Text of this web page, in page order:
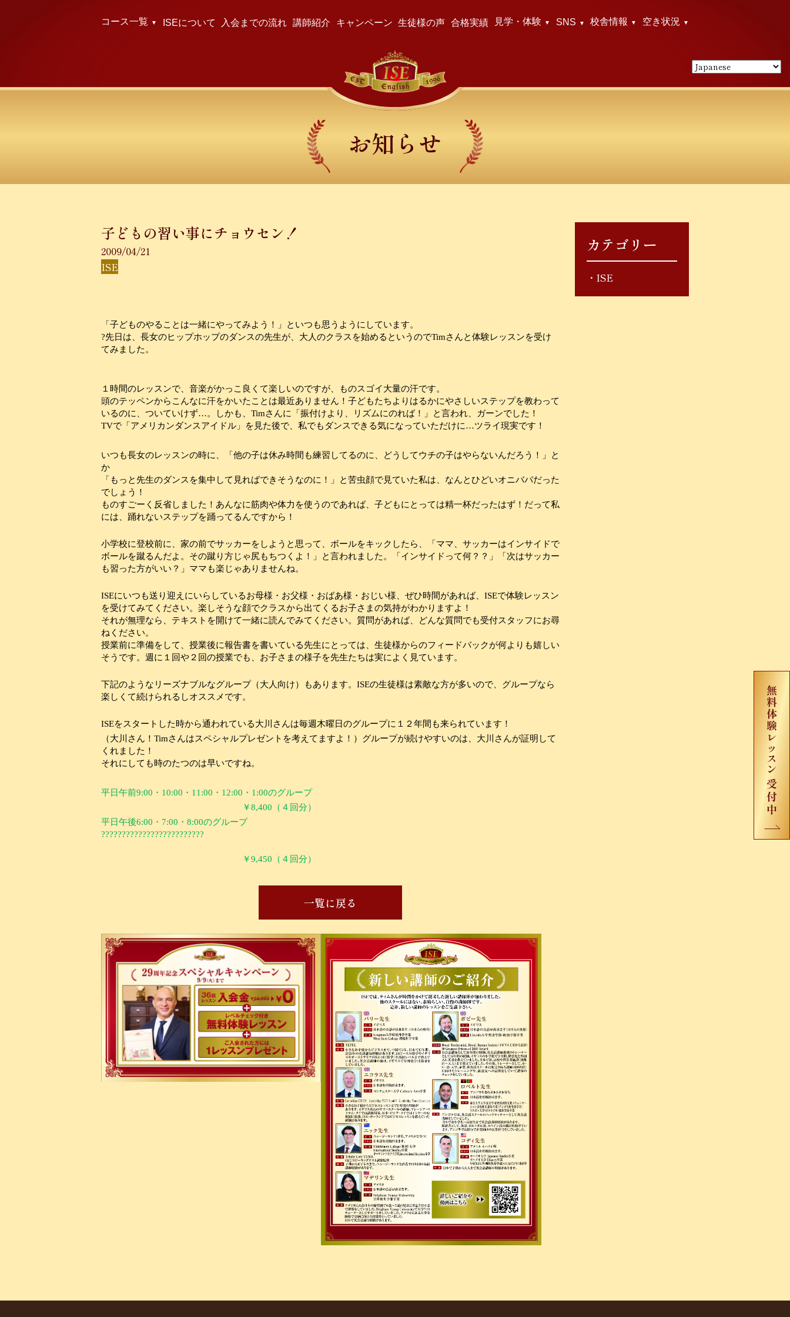
コース一覧 ISEについて 入会までの流れ 講師紹介 キャンペーン 生徒様の声 合格実績 見学・体験 SNS 校舎情報 空き状況
お知らせ
子どもの習い事にチョウセン！
2009/04/21
ISE
「子どものやることは一緒にやってみよう！」といつも思うようにしています。
?先日は、長女のヒップホップのダンスの先生が、大人のクラスを始めるというのでTimさんと体験レッスンを受け
てみました。
１時間のレッスンで、音楽がかっこ良くて楽しいのですが、ものスゴイ大量の汗です。
頭のテッペンからこんなに汗をかいたことは最近ありません！子どもたちよりはるかにやさしいステップを教わって
いるのに、ついていけず…。しかも、 Timさんに「振付けより、リズムにのれば！」と言われ、ガーンでした！
TVで「アメリカンダンスアイドル」を見た後で、私でもダンスできる気になっていただけに…ツライ現実です！
いつも長女のレッスンの時に、「他の子は休み時間も練習してるのに、どうしてウチの子はやらないんだろう！」と
か
「もっと先生のダンスを集中して見ればできそうなのに！」と苦虫顔で見ていた私は、なんとひどいオニババだった
でしょう！
ものすごーく反省しました！あんなに筋肉や体力を使うのであれば、子どもにとっては精一杯だったはず！だって私
には、踊れないステップを踊ってるんですから！
小学校に登校前に、家の前でサッカーをしようと思って、ボールをキックしたら、「ママ、サッカーはインサイドで
ボールを蹴るんだよ。その蹴り方じゃ尻もちつくよ！」と言われました。「インサイドって何？？」「次はサッカー
も習った方がいい？」ママも楽じゃありませんね。
ISEにいつも送り迎えにいらしているお母様・お父様・おばあ様・おじい様、ぜひ時間があれば、 ISEで体験レッスン
を受けてみてください。楽しそうな顔でクラスから出てくるお子さまの気持がわかりますよ！
それが無理なら、テキストを開けて一緒に読んでみてください。質問があれば、どんな質問でも受付スタッフにお尋
ねください。
授業前に準備をして、授業後に報告書を書いている先生にとっては、生徒様からのフィードバックが何よりも嬉しい
そうです。週に１回や２回の授業でも、お子さまの様子を先生たちは実によく見ています。
下記のようなリーズナブルなグループ（大人向け）もあります。 ISEの生徒様は素敵な方が多いので、グループなら
楽しくて続けられるしオススメです。
ISEをスタートした時から通われている大川さんは毎週木曜日のグループに１２年間も来られています！
（大川さん！ Timさんはスペシャルプレゼントを考えてますよ！）グループが続けやすいのは、大川さんが証明して
くれました！
それにしても時のたつのは早いですね。
平日午前9:00 ・ 10:00 ・ 11:00 ・ 12:00 ・ 1:00のグループ
￥8,400 （４回分）
平日午後6:00 ・ 7:00 ・ 8:00のグループ
?????????????????????????
￥9,450 （４回分）
一覧に戻る
カテゴリー
ISE